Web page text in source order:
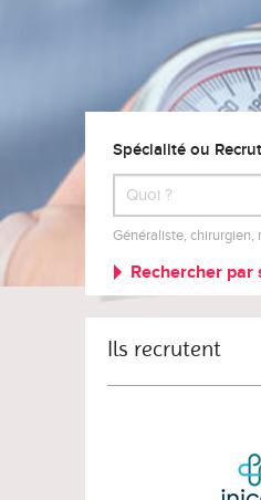
Spécialité ou
Généraliste, chirurgien,
Rechercher par
Ils recrutent